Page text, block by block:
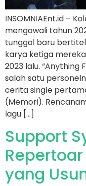
INSOMNIAEnt.id –
mengawali tahun
tunggal baru bertitel
karya ketiga
2023 lalu. “Anything
salah satu
cerita single
(Memori).
lagu […]
Support
Repertoar
yang